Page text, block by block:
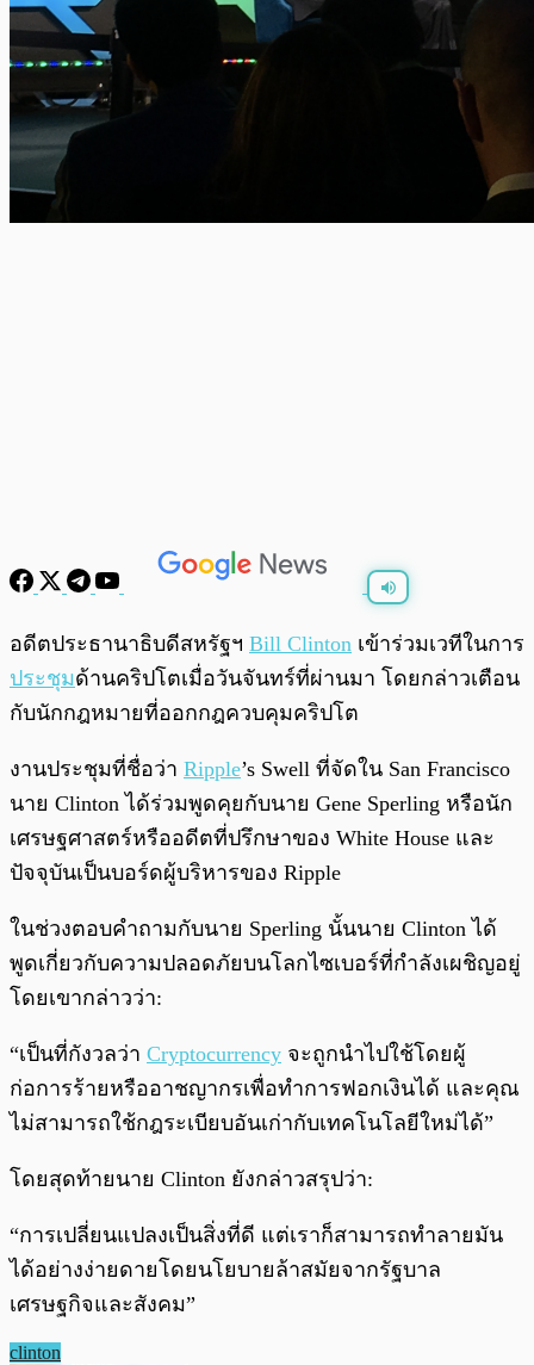
0:00
อดีตประธานาธิบดีสหรัฐฯ Bill Clinton เข้าร่วมเวทีในการ
ประชุมด้านคริปโตเมื่อวันจันทร์ที่ผ่านมา โดยกล่าวเตือน
กับนักกฎหมายที่ออกกฎควบคุมคริปโต
งานประชุมที่ชื่อว่า Ripple’s Swell ที่จัดใน San Francisco
นาย Clinton ได้ร่วมพูดคุยกับนาย Gene Sperling หรือนัก
เศรษฐศาสตร์หรืออดีตที่ปรึกษาของ White House และ
ปัจจุบันเป็นบอร์ดผู้บริหารของ Ripple
ในช่วงตอบคำถามกับนาย Sperling นั้นนาย Clinton ได้
พูดเกี่ยวกับความปลอดภัยบนโลกไซเบอร์ที่กำลังเผชิญอยู่
โดยเขากล่าวว่า:
“เป็นที่กังวลว่า Cryptocurrency จะถูกนำไปใช้โดยผู้
ก่อการร้ายหรืออาชญากรเพื่อทำการฟอกเงินได้ และคุณ
ไม่สามารถใช้กฎระเบียบอันเก่ากับเทคโนโลยีใหม่ได้”
โดยสุดท้ายนาย Clinton ยังกล่าวสรุปว่า:
“การเปลี่ยนแปลงเป็นสิ่งที่ดี แต่เราก็สามารถทำลายมัน
ได้อย่างง่ายดายโดยนโยบายล้าสมัยจากรัฐบาล
เศรษฐกิจและสังคม”
clinton